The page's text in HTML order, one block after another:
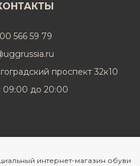
566 59 79
проспект 32к10
09:00 до 20:00
интернет-магазин обуви